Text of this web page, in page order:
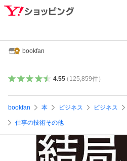
bookfan
4.55（ 125,859件）
bookfan 本 ビジネス ビジネス
仕事の技術その他